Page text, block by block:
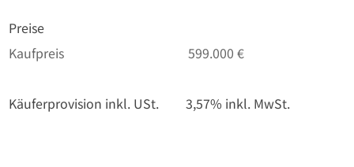
Preise
Kaufpreis
599.000 €
Käuferprovision inkl. USt. 3,57% inkl. MwSt.